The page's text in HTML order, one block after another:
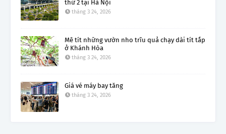
thứ 2 tại Hà Nội
tháng 3 24, 2026
Mê tít những vườn nho trĩu quả chạy dài tít tắp
ở Khánh Hòa
tháng 3 24, 2026
Giá vé máy bay tăng
tháng 3 24, 2026